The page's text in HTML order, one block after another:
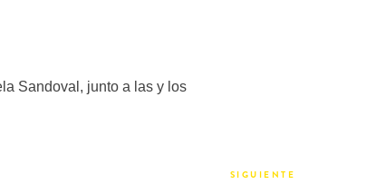
Sandoval, junto a las y los
SIGUIENTE